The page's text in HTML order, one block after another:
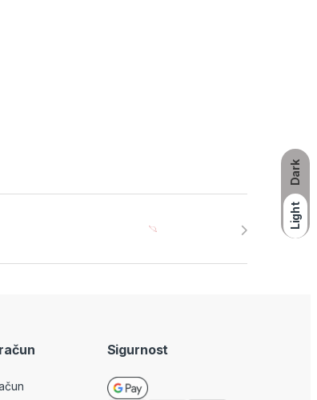
Dark
Light
Sigurnost